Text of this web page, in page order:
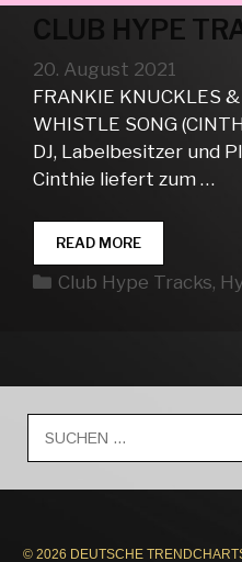
CLUB HYPE
20. August 2021
FRANKIE KNUCKLES
WHISTLE SONG
DJ, Labelbesitzer und
Cinthie liefert zum …
READ MORECLUB
HYPE
TRACKS
Kategorien
Club Hype Tracks,
nach:
© 2026 DEUTSCHE